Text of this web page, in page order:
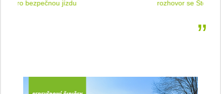
rozhovor se Štěpánkou Mottlovou